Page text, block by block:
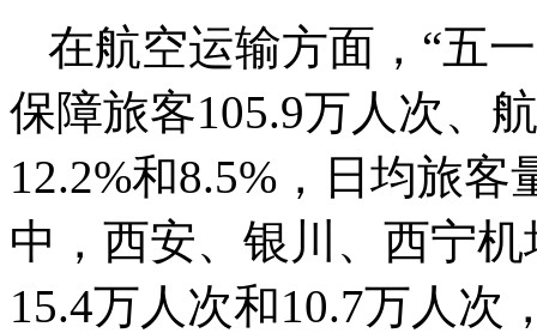
在航空运输方面，“五
保障旅客105.9万人次、
12.2%和8.5%，日均旅
中，西安、银川、西宁
15.4万人次和10.7万人次